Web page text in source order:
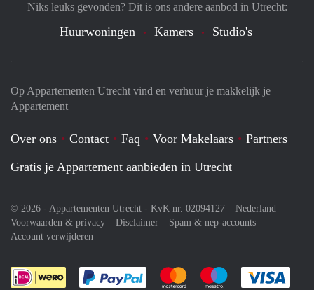
Op Appartementen Utrecht vind en verhuur je makkelijk je
Appartement
Over ons Contact Faq Voor Makelaars
Partners
Gratis je Appartement aanbieden in Utrecht
© 2026 - Appartementen Utrecht - KvK nr. 02094127 – Nederland
Voorwaarden & privacy
Disclaimer
Spam & nep-accounts
Account verwijderen
Je rekent gemakkelijk af met Paypal
Je rekent gemakkelijk af met
Je rekent
Niks leuks gevonden? Dit is ons andere aanbod in Utrecht:
Huurwoningen Kamers Studio's